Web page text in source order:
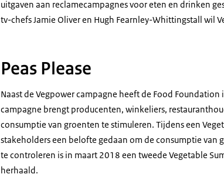
uitgaven aan reclamecampagnes voor eten en drinken
tv-chefsJamie Oliveren Hugh Fearnley-Whittingstall wil
Peas Please
Naast de Vegpowercampagne heeft de Food Foundation
campagne brengt producenten, winkeliers,
consumptie van groenten te stimuleren. Tijdens een
stakeholders een belofte gedaan om de consumptie van
te controleren is in maart 2018 een tweede Vegetable
herhaald.